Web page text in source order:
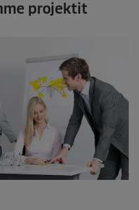
projektit